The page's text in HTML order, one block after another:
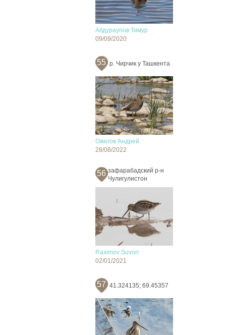
Абдураупов Тимур
09/09/2020
55 р. Чирчик у Ташкента
Ожегов Андрей
28/08/2022
56 зафарабадский р-н
Чулигулистон
Raximov Suvon
02/01/2021
57 41.324135; 69.45357